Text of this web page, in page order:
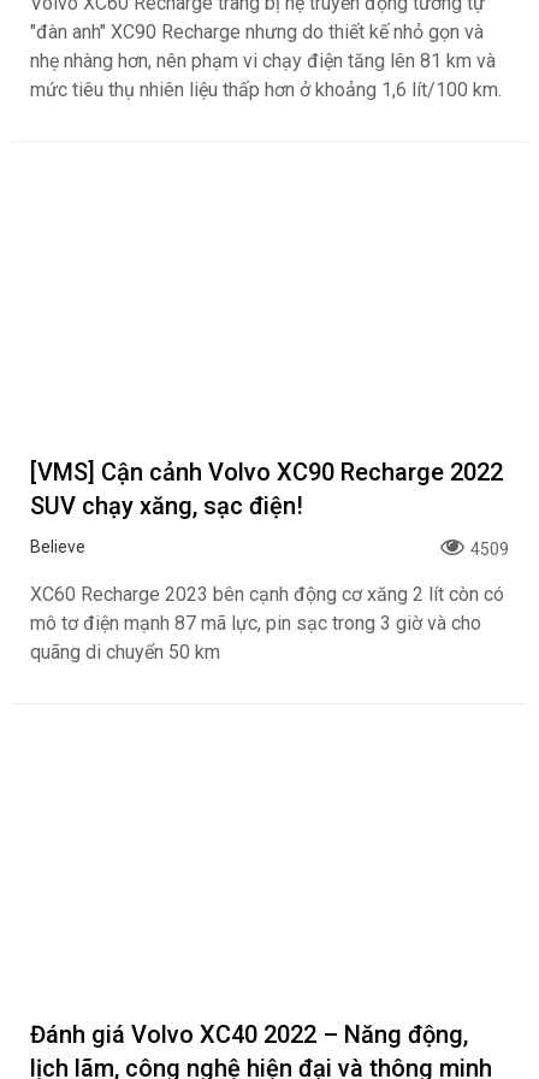
"đàn anh" XC90 Recharge nhưng do thiết kế nhỏ gọn và
nhẹ nhàng hơn, nên phạm vi chạy điện tăng lên 81 km và
mức tiêu thụ nhiên liệu thấp hơn ở khoảng 1,6 lít/100 km.
[VMS] Cận cảnh Volvo XC90 Recharge 2022
SUV chạy xăng, sạc điện!
Believe 4509
XC60 Recharge 2023 bên cạnh động cơ xăng 2 lít còn có
mô tơ điện mạnh 87 mã lực, pin sạc trong 3 giờ và cho
quãng di chuyển 50 km
Đánh giá Volvo XC40 2022 – Năng động,
lịch lãm, công nghệ hiện đại và thông minh